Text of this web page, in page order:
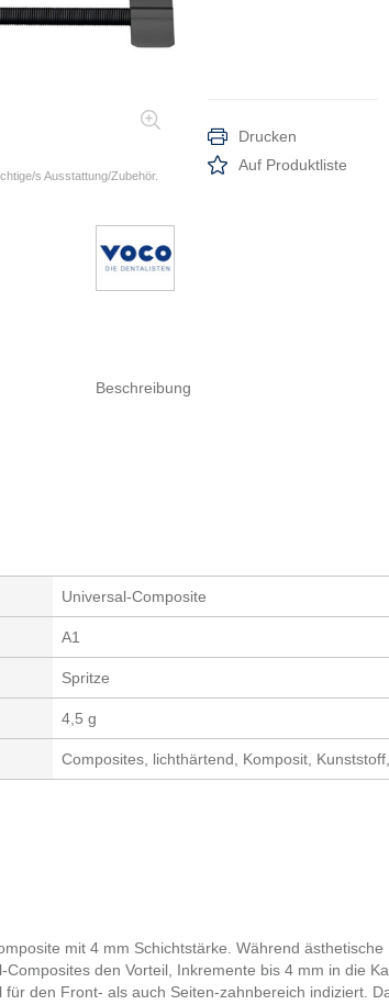
s Ausstattung/Zubehör.
Drucken
Auf Produktliste
Beschreibung
Universal-Composite
A1
Spritze
4,5 g
Composites, lichthärtend, Komposit,
mit 4 mm Schichtstärke. Während
den Vorteil, Inkremente bis 4 mm in die
den Front- als auch Seiten-zahnbereich indiziert.